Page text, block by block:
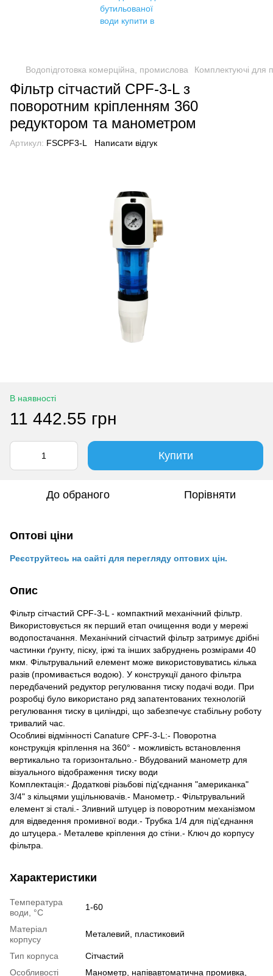
Водопідготовка комерційна, промислова Комплектуючі для
Фільтр сітчастий CPF-3-L з
поворотним кріпленням 360
редуктором та манометром
Артикул: FSCPF3-L Написати відгук
В наявності
11 442.55 грн
Купити
До обраного Порівняти
Оптові ціни
Реєструйтесь на сайті для перегляду оптових цін.
Опис
Фільтр сітчастий CPF-3-L - компактний механічний фільтр.
Використовується як перший етап очищення води у мережі
водопостачання. Механічний сітчастий фільтр затримує дрібні
частинки ґрунту, піску, іржі та інших забруднень розмірами 40
мкм. Фільтрувальний елемент може використовуватись кілька
разів (промивається водою). У конструкції даного фільтра
передбачений редуктор регулювання тиску подачі води. При
розробці було використано ряд запатентованих технологій
регулювання тиску в циліндрі, що забезпечує стабільну роботу
тривалий час.
Особливі відмінності Canature CPF-3-L:- Поворотна
конструкція кріплення на 360° - можливість встановлення
вертикально та горизонтально.- Вбудований манометр для
візуального відображення тиску води
Комплектація:- Додаткові різьбові під'єднання "американка"
3/4" з кільцями ущільнювачів.- Манометр.- Фільтрувальний
елемент зі сталі.- Зливний штуцер із поворотним механізмом
для відведення промивної води.- Трубка 1/4 для під'єднання
до штуцера.- Металеве кріплення до стіни.- Ключ до корпусу
фільтра.
Характеристики
Температура
води, °С
1-60
Матеріал
корпусу
Металевий, пластиковий
Тип корпуса
Сітчастий
Особливості
Манометр, напівавтоматична промивка,